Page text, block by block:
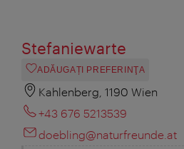
Stefaniewarte
ADĂUGAȚI PREFERINŢA
Kahlenberg, 1190 Wien
+43 676 5213539
doebling@naturfreunde.at